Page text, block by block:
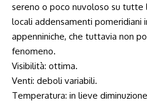
sereno o poco nuvoloso su tutte
locali addensamenti pomeridiani
appenniniche, che tuttavia non
fenomeno.
Visibilità: ottima.
Venti: deboli variabili.
Temperatura: in lieve